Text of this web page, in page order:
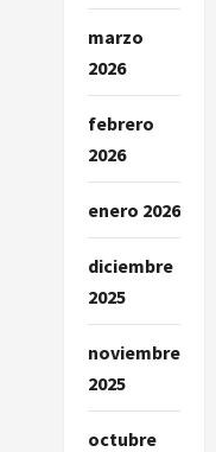
marzo
2026
febrero
2026
enero 2026
diciembre
2025
noviembre
2025
octubre